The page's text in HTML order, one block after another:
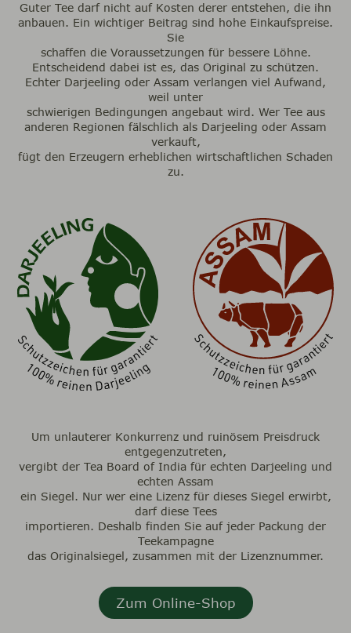
Guter Tee darf nicht auf Kosten derer entstehen, die ihn
anbauen. Ein wichtiger Beitrag sind hohe Einkaufspreise.
Sie
schaffen die Voraussetzungen für bessere Löhne.
Entscheidend dabei ist es, das Original zu schützen.
Echter Darjeeling oder Assam verlangen viel Aufwand,
weil unter
schwierigen Bedingungen angebaut wird. Wer Tee aus
anderen Regionen fälschlich als Darjeeling oder Assam
verkauft,
fügt den Erzeugern erheblichen wirtschaftlichen Schaden
zu.
Um unlauterer Konkurrenz und ruinösem Preisdruck
entgegenzutreten,
vergibt der Tea Board of India für echten Darjeeling und
echten Assam
ein Siegel. Nur wer eine Lizenz für dieses Siegel erwirbt,
darf diese Tees
importieren. Deshalb finden Sie auf jeder Packung der
Teekampagne
das Originalsiegel, zusammen mit der Lizenznummer.
Zum Online-Shop